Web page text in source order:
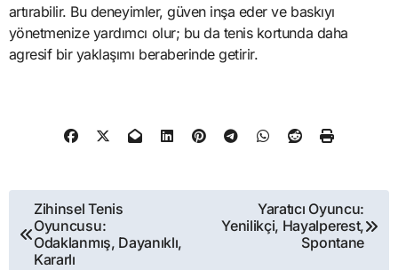
artırabilir. Bu deneyimler, güven inşa eder ve baskıyı
yönetmenize yardımcı olur; bu da tenis kortunda daha
agresif bir yaklaşımı beraberinde getirir.
Post
navigation
Zihinsel Tenis
Oyuncusu:
Odaklanmış, Dayanıklı,
Kararlı
Yaratıcı Oyuncu:
Yenilikçi, Hayalperest,
Spontane